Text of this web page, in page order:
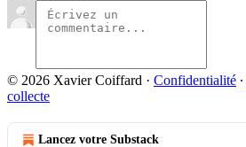
© 2026 Xavier Coiffard · Confidentialité ∙
collecte
Lancez votre Substack